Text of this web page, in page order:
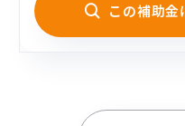
この補助金